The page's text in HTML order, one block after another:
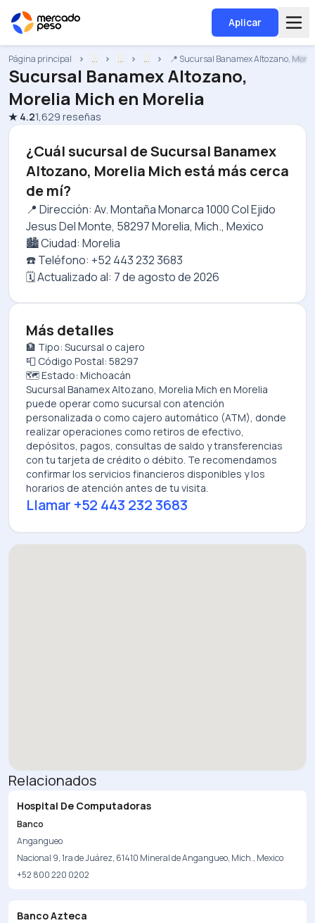
Aplicar
Página principal ... ... ... 📍 Sucursal Banamex Altozano,
Sucursal Banamex Altozano,
Morelia Mich en Morelia
★ 4.21,629 reseñas
¿Cuál sucursal de Sucursal Banamex
Altozano, Morelia Mich está más cerca
de mí?
📍 Dirección: Av. Montaña Monarca 1000 Col Ejido
Jesus Del Monte, 58297 Morelia, Mich., Mexico
🏙️ Ciudad: Morelia
☎️ Teléfono: +52 443 232 3683
🗓️ Actualizado al: 7 de agosto de 2026
Más detalles
🏦 Tipo: Sucursal o cajero
📮 Código Postal: 58297
🗺️ Estado: Michoacán
Sucursal Banamex Altozano, Morelia Mich en Morelia
puede operar como sucursal con atención
personalizada o como cajero automático (ATM), donde
realizar operaciones como retiros de efectivo,
depósitos, pagos, consultas de saldo y transferencias
con tu tarjeta de crédito o débito. Te recomendamos
confirmar los servicios financieros disponibles y los
horarios de atención antes de tu visita.
Llamar +52 443 232 3683
Relacionados
Hospital De Computadoras
Banco
Angangueo
Nacional 9, 1ra de Juárez, 61410 Mineral de Angangueo, Mich., Mexico
+52 800 220 0202
Banco Azteca